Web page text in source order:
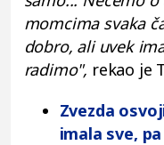
momcima svaka
dobro, ali uvek
radimo", rekao je
Zvezda
imala sve,